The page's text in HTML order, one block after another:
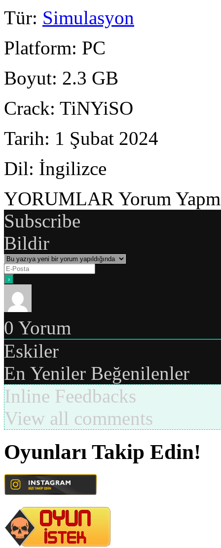
Tür: Simulasyon
Platform: PC
Boyut: 2.3 GB
Crack: TiNYiSO
Tarih: 1 Şubat 2024
Dil: İngilizce
YORUMLAR Yorum
Subscribe
Bildir
0 Yorum
Eskiler
En Yeniler Beğenilenler
Inline Feedbacks
View all comments
Oyunları Takip Edin!